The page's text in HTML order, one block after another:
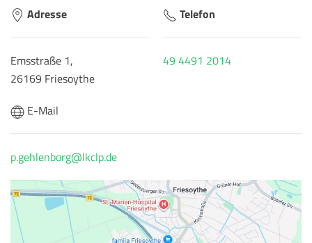
Adresse
Emsstraße 1,
26169 Friesoythe
Telefon
49 4491 2014
E-Mail
p.gehlenborg@lkclp.de